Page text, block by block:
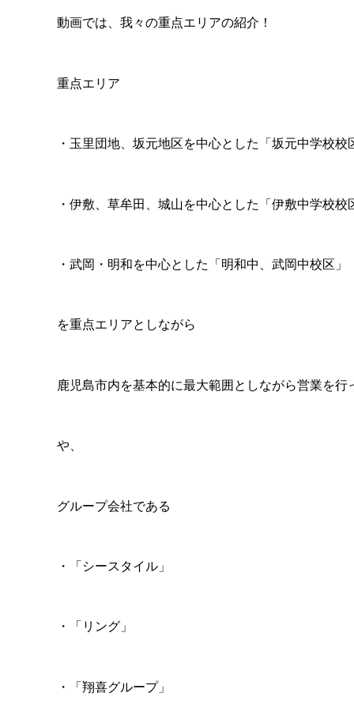
動画では、我々の重点エリアの紹介！
重点エリア
・玉里団地、坂元地区を中心とした「坂元中学校校
・伊敷、草牟田、城山を中心とした「伊敷中学校校
・武岡・明和を中心とした「明和中、武岡中校区」
を重点エリアとしながら
鹿児島市内を基本的に最大範囲としながら営業を行
や、
グループ会社である
・「シースタイル」
・「リング」
・「翔喜グループ」